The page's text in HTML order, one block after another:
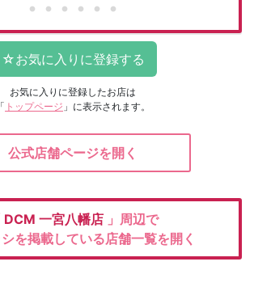
お気に入りに登録したお店は
「 トップページ 」に表示されます。
公式店舗ページを開く
DCM 一宮八幡店 」周辺で
を掲載している店舗一覧を開く